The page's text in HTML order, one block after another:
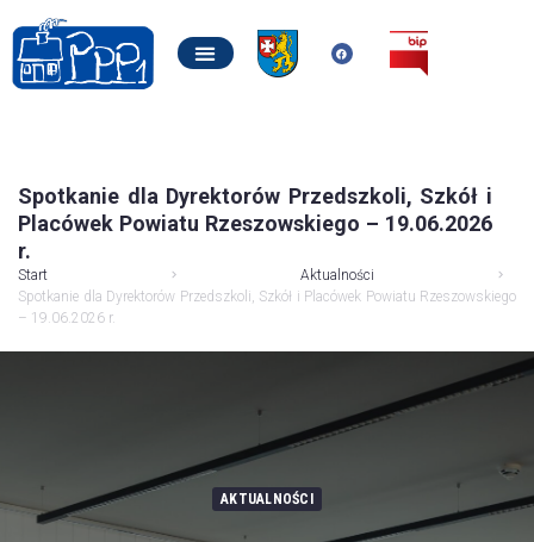
Spotkanie dla Dyrektorów Przedszkoli, Szkół i
Placówek Powiatu Rzeszowskiego – 19.06.2026
r.
Start
Aktualności
Spotkanie dla Dyrektorów Przedszkoli, Szkół i Placówek Powiatu Rzeszowskiego
– 19.06.2026 r.
AKTUALNOŚCI